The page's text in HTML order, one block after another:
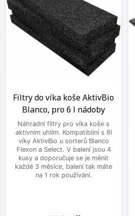
Filtry do víka koše AktivBio
Blanco, pro 6 l nádoby
Náhradní filtry pro víka koše s
aktivním uhlím. Kompatibilní s 6l
víky AktivBio u sorterů Blanco
Flexon a Select. V balení jsou 4
kusy a doporučuje se je měnit
každé 3 měsíce, balení tak máte
na 1 rok používání.